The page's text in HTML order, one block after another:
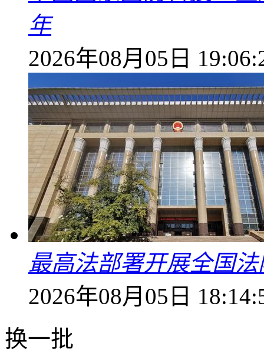
年
2026年08月05日
最高法部署开展全国
2026年08月05日
换一批